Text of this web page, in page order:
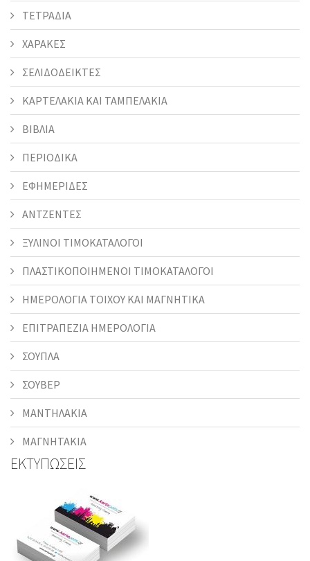
ΤΕΤΡΑΔΙΑ
ΧΑΡΑΚΕΣ
ΣΕΛΙΔΟΔΕΙΚΤΕΣ
ΚΑΡΤΕΛΑΚΙΑ ΚΑΙ ΤΑΜΠΕΛΑΚΙΑ
ΒΙΒΛΙΑ
ΠΕΡΙΟΔΙΚΑ
ΕΦΗΜΕΡΙΔΕΣ
ΑΝΤΖΕΝΤΕΣ
ΞΥΛΙΝΟΙ ΤΙΜΟΚΑΤΑΛΟΓΟΙ
ΠΛΑΣΤΙΚΟΠΟΙΗΜΕΝΟΙ ΤΙΜΟΚΑΤΑΛΟΓΟΙ
ΗΜΕΡΟΛΟΓΙΑ ΤΟΙΧΟΥ ΚΑΙ ΜΑΓΝΗΤΙΚΑ
ΕΠΙΤΡΑΠΕΖΙΑ ΗΜΕΡΟΛΟΓΙΑ
ΣΟΥΠΛΑ
ΣΟΥΒΕΡ
ΜΑΝΤΗΛΑΚΙΑ
ΜΑΓΝΗΤΑΚΙΑ
ΕΚΤΥΠΩΣΕΙΣ